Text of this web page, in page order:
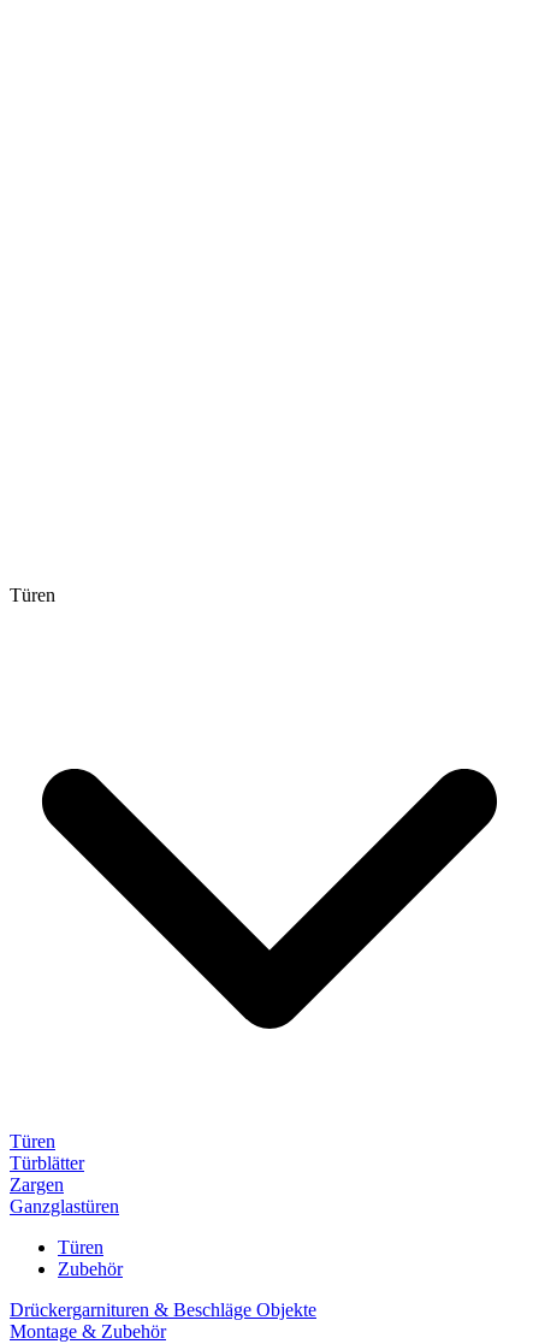
Türen
Türen
Türblätter
Zargen
Ganzglastüren
Türen
Zubehör
Drückergarnituren & Beschläge Objekte
Montage & Zubehör